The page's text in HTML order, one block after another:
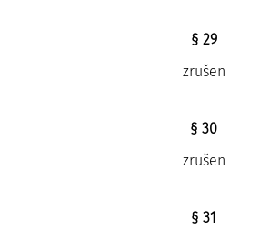
§ 29
zrušen
§ 30
zrušen
§ 31